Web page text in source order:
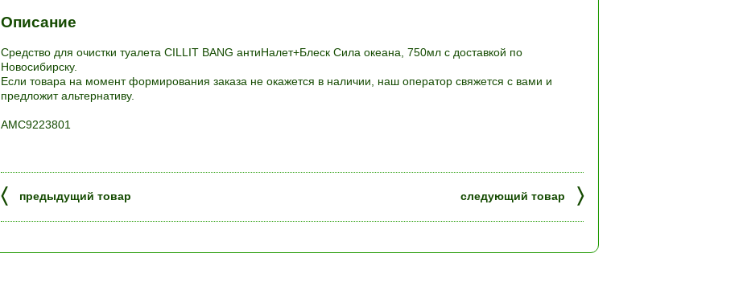
Описание
Средство для очистки туалета CILLIT BANG антиНалет+Блеск Сила океана, 750мл с доставкой по
Новосибирску.
Если товара на момент формирования заказа не окажется в наличии, наш оператор свяжется с вами и
предложит альтернативу.
АМС9223801
〈 предыдущий товар следующий товар 〉